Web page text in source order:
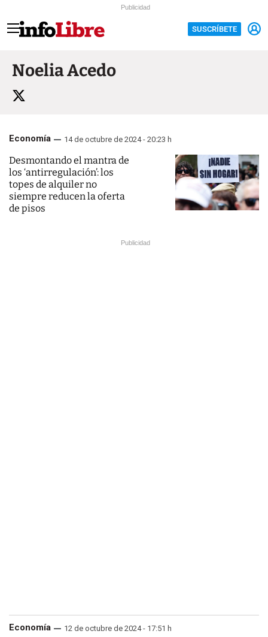
Publicidad
SUSCRÍBETE
Noelia Acedo
Economía 14 de octubre de 2024 - 20:23 h
Desmontando el mantra de
los ‘antirregulación’: los
topes de alquiler no
siempre reducen la oferta
de pisos
Publicidad
Economía 12 de octubre de 2024 - 17:51 h